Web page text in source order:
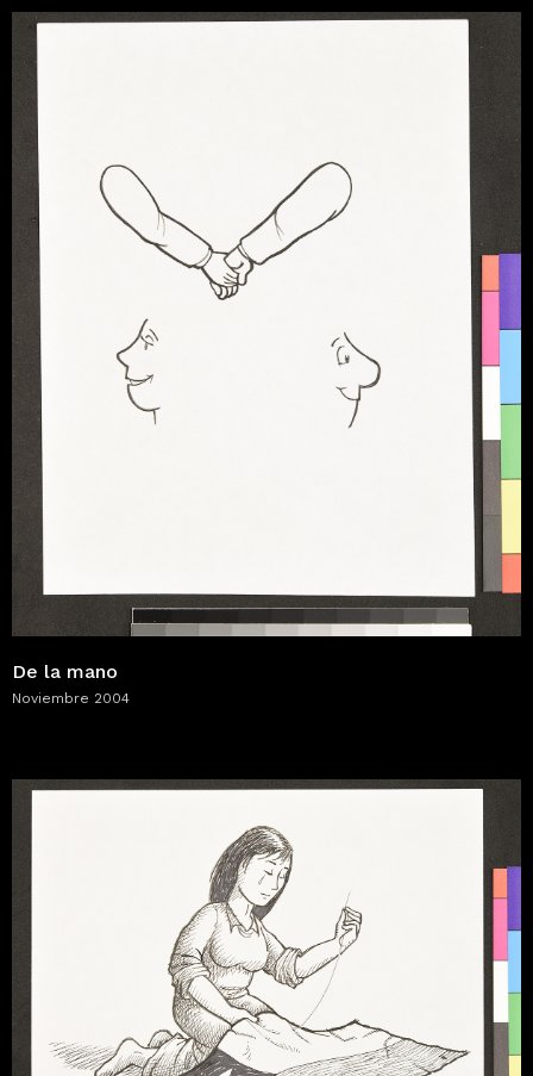
De la mano
Noviembre 2004